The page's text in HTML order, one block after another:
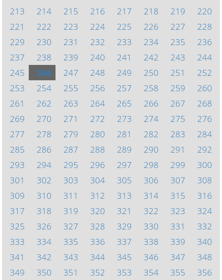
213
214 215 216 217 218 219
220
221
222 223 224 225 226 227
228
229
230 231 232 233 234 235
236
237
238 239 240 241 242 243
244
245
246 247 248 249 250 251
252
253
254 255 256 257 258 259
260
261
262 263 264 265 266 267
268
269
270 271 272 273 274 275
276
277
278 279 280 281 282 283
284
285
286 287 288 289 290 291
292
293
294 295 296 297 298 299
300
301
302 303 304 305 306 307
308
309
310 311 312 313 314 315
316
317
318 319 320 321 322 323
324
325
326 327 328 329 330 331
332
333
334 335 336 337 338 339
340
341
342 343 344 345 346 347
348
349
350 351 352 353 354 355 356